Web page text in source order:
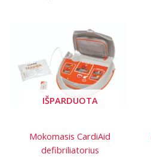
IŠPARDUOTA
Mokomasis CardiAid
defibriliatorius